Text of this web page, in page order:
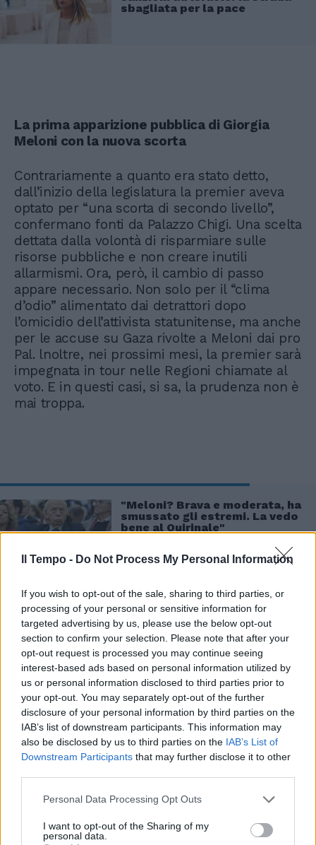
Il Tempo - Do Not Process My Personal Information
If you wish to opt-out of the sale, sharing to third parties, or
processing of your personal or sensitive information for
targeted advertising by us, please use the below opt-out
section to confirm your selection. Please note that after your
opt-out request is processed you may continue seeing
interest-based ads based on personal information utilized by
us or personal information disclosed to third parties prior to
your opt-out. You may separately opt-out of the further
disclosure of your personal information by third parties on the
IAB’s list of downstream participants. This information may
also be disclosed by us to third parties on the IAB’s List of
Downstream Participants that may further disclose it to other
Personal Data Processing Opt Outs
I want to opt-out of the Sharing of my
personal data.
sbagliata per la pace
La prima apparizione pubblica di Giorgia
Meloni con la nuova scorta
Contrariamente a quanto era stato detto,
dall’inizio della legislatura la premier aveva
optato per “una scorta di secondo livello”,
confermano fonti da Palazzo Chigi. Una scelta
dettata dalla volontà di risparmiare sulle
risorse pubbliche e non creare inutili
allarmismi. Ora, però, il cambio di passo
appare necessario. Non solo per il “clima
d’odio” alimentato dai detrattori dopo
l’omicidio dell’attivista statunitense, ma anche
per le accuse su Gaza rivolte a Meloni dai pro
Pal. lnoltre, nei prossimi mesi, la premier sarà
impegnata in tour nelle Regioni chiamate al
voto. E in questi casi, si sa, la prudenza non è
mai troppa.
"Meloni? Brava e moderata, ha
smussato gli estremi. La vedo
bene al Quirinale"